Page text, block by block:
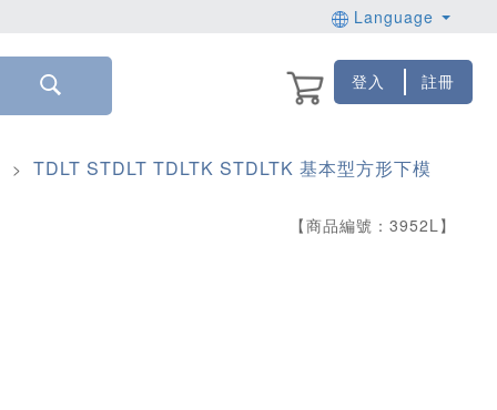
Language
登入 註冊
> TDLT STDLT TDLTK STDLTK 基本型方形下模
【商品編號： 3952L】